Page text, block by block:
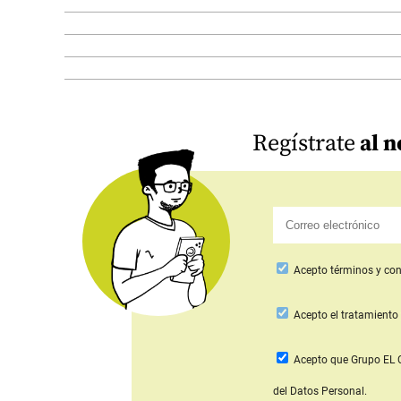
Regístrateal
Acepto términos y
Aceptoel tratamiento
Acepto que Grupo EL
del Datos Personal.